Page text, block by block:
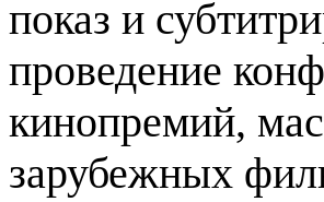
показ и
проведение
кинопремий,
зарубежных